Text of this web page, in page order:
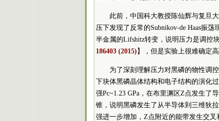
此前，中国科大教授陈仙辉与复旦
压下发现了反常的Subnikov-de Haas振
半金属的Lifshitz转变，说明压力是调控
186403 (2015) 】，但是实验上很难确定
为了深刻理解压力对黑磷的物性调
下块体黑磷晶体结构和电子结构的演化
强Pc~1.23 GPa，在布里渊区Z点发生了
锥，说明黑磷发生了从半导体到三维狄
强进一步增加，Z点附近的能带发生交